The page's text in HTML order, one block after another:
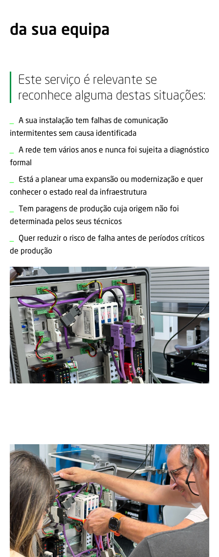
da sua equipa
Este serviço é relevante se
reconhece alguma destas situações:
A sua instalação tem falhas de comunicação
intermitentes sem causa identificada
A rede tem vários anos e nunca foi sujeita a diagnóstico
formal
Está a planear uma expansão ou modernização e quer
conhecer o estado real da infraestrutura
Tem paragens de produção cuja origem não foi
determinada pelos seus técnicos
Quer reduzir o risco de falha antes de períodos críticos
de produção